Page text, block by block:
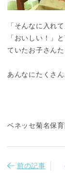
「そんなに入れ
「おいしい！」
ていたお子さんた
あんなにたくさ
ベネッセ菊名保
前の記事